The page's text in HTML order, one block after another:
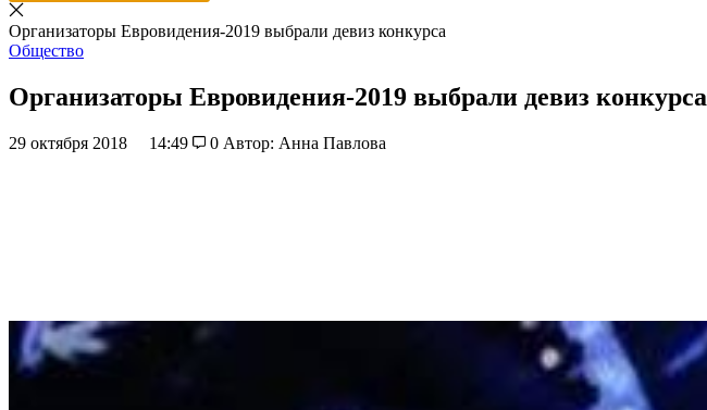
Организаторы Евровидения-2019 выбрали девиз конкурса
Общество
Организаторы Евровидения-2019 выбрали девиз конкурса
29 октября 2018 14:49 0 Автор: Анна Павлова